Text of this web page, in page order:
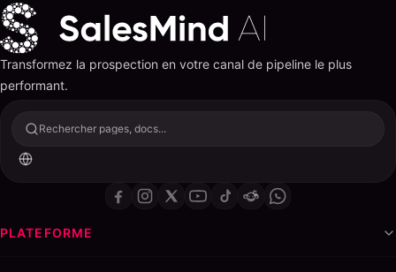
Transformez la prospection en votre canal de pipeline le plus
performant.
Rechercher pages, docs...
PLATEFORME